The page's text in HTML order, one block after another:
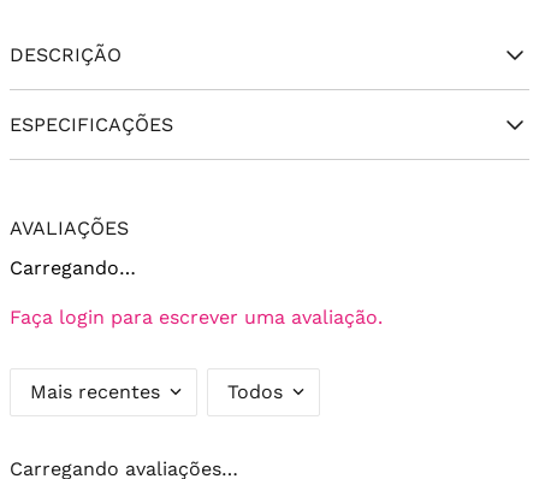
DESCRIÇÃO
ESPECIFICAÇÕES
AVALIAÇÕES
Carregando…
Faça login para escrever uma avaliação.
Mais recentes Todos
Carregando avaliações…